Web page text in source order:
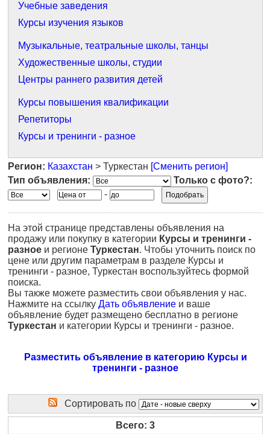
Учебные заведения
Курсы изучения языков
Музыкальные, театральные школы, танцы
Художественные школы, студии
Центры раннего развития детей
Курсы повышения квалификации
Репетиторы
Курсы и тренинги - разное
Регион: Казахстан > Туркестан [Сменить регион]
Тип объявления:
Только с фото?:
-
На этой странице представлены объявления на
продажу или покупку в категории Курсы и тренинги -
разное и регионе Туркестан. Чтобы уточнить поиск по
цене или другим параметрам в разделе Курсы и
тренинги - разное, Туркестан воспользуйтесь формой
поиска.
Вы также можете разместить свои объявления у нас.
Нажмите на ссылку Дать объявление и ваше
объявление будет размещено бесплатно в регионе
Туркестан и категории Курсы и тренинги - разное.
Разместить объявление в категорию Курсы и
тренинги - разное
Сортировать по
Всего: 3